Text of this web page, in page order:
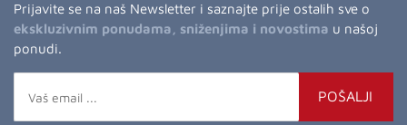
Prijavite se na naš Newsletter i saznajte prije ostalih sve o
ekskluzivnim ponudama, sniženjima i novostima u našoj
ponudi.
POŠALJI